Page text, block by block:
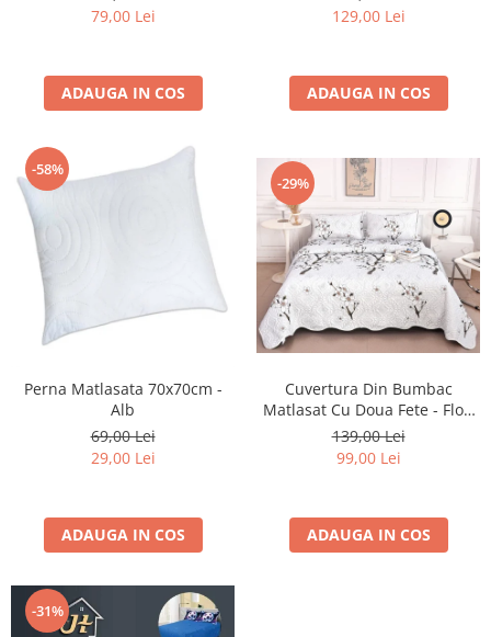
79,00 Lei
ADAUGA IN COS
129,00 Lei
ADAUGA IN COS
-58%
Perna Matlasata 70x70cm -
Alb
69,00 Lei
29,00 Lei
ADAUGA IN COS
-29%
Cuvertura Din Bumbac
Matlasat Cu Doua Fete - Flori
Albe De Mar
139,00 Lei
99,00 Lei
ADAUGA IN COS
-31%